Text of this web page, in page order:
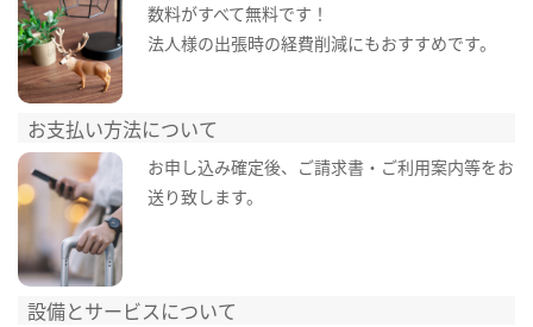
数料がすべて無料です！
法人様の出張時の経費削減にもおすすめです。
お支払い方法について
お申し込み確定後、ご請求書・ご利用案内等をお
送り致します。
設備とサービスについて